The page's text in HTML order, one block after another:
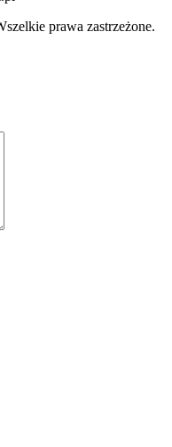
prawa zastrzeżone.